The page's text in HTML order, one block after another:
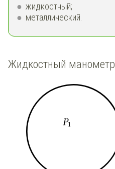
жидкостный;
металлический.
Жидкостный манометр